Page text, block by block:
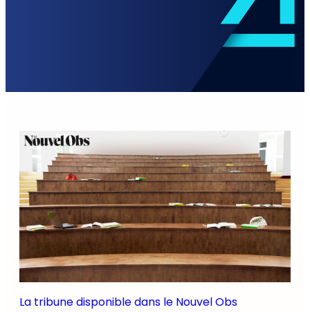
La tribune disponible dans le Nouvel Obs